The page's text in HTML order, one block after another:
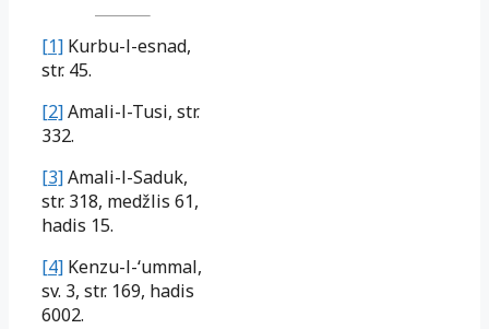
[1] Kurbu-l-esnad,
str. 45.
[2]Amali-l-Tusi, str.
332.
[3]Amali-l-Saduk,
str. 318, medžlis 61,
hadis 15.
[4] Kenzu-l-‘ummal,
sv. 3, str. 169, hadis
6002.